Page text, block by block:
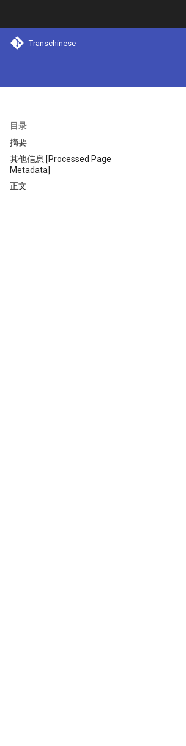
Transchinese
目录
摘要
其他信息 [Processed Page
Metadata]
正文